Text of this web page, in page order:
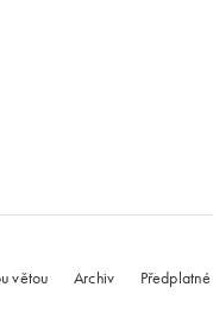
větou Archiv Předplatné